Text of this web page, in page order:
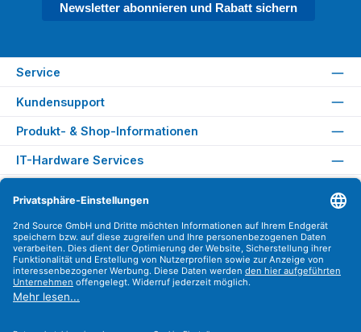
Newsletter abonnieren und Rabatt sichern
Service
Kundensupport
Produkt- & Shop-Informationen
IT-Hardware Services
Versandarten
Zahlungsarten
Sicher Einkaufen
Find us on